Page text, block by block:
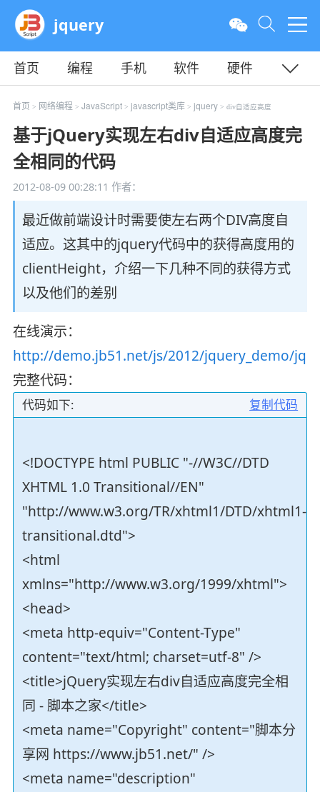
jquery
首页 编程 手机 软件
硬件
教程
平面 服务器
首页 > 网络编程 > JavaScript> javascript类库> jquery> div自适应高度
基于jQuery实现左右div自适应高度完
全相同的代码
2012-08-09 00:28:11 作者：
最近做前端设计时需要使左右两个DIV高度自
适应。这其中的jquery代码中的获得高度用的
clientHeight，介绍一下几种不同的获得方式
以及他们的差别
在线演示：
http://demo.jb51.net/js/2012/jquery_demo/
完整代码：
复制代码
代码如下:
<!DOCTYPE html PUBLIC "-//W3C//DTD
XHTML 1.0 Transitional//EN"
"http://www.w3.org/TR/xhtml1/DTD/xhtml1-
transitional.dtd">
<html
xmlns="http://www.w3.org/1999/xhtml">
<head>
<meta http-equiv="Content-Type"
content="text/html; charset=utf-8" />
<title>jQuery实现左右div自适应高度完全相
同 - 脚本之家</title>
<meta name="Copyright" content="脚本分
享网 https://www.jb51.net/" />
<meta name="description"